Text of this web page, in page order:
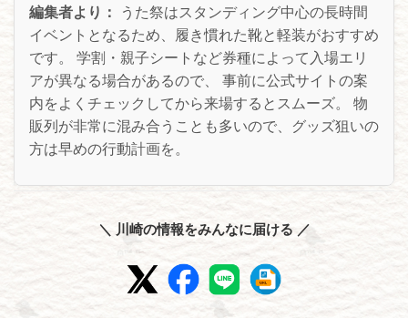
編集者より： うた祭はスタンディング中心の長時間
イベントとなるため、履き慣れた靴と軽装がおすすめ
です。 学割・親子シートなど券種によって入場エリ
アが異なる場合があるので、 事前に公式サイトの案
内をよくチェックしてから来場するとスムーズ。 物
販列が非常に混み合うことも多いので、グッズ狙いの
方は早めの行動計画を。
＼ 川崎の情報をみんなに届ける ／